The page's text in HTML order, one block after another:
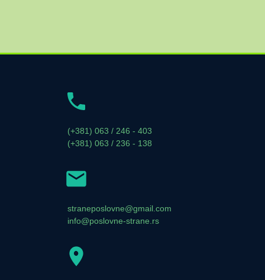
(+381) 063 / 246 - 403
(+381) 063 / 236 - 138
straneposlovne@gmail.com
info@poslovne-strane.rs